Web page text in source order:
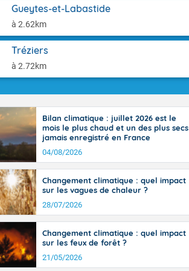
Gueytes-et-Labastide
à 2.62km
Tréziers
à 2.72km
le Poitou-
8 à 13
26 sur le
le sud-
Bilan climatique : juillet 2026 est le
mois le plus chaud et un des plus secs
jamais enregistré en France
04/08/2026
Changement climatique : quel impact
sur les vagues de chaleur ?
28/07/2026
Changement climatique : quel impact
sur les feux de forêt ?
21/05/2026